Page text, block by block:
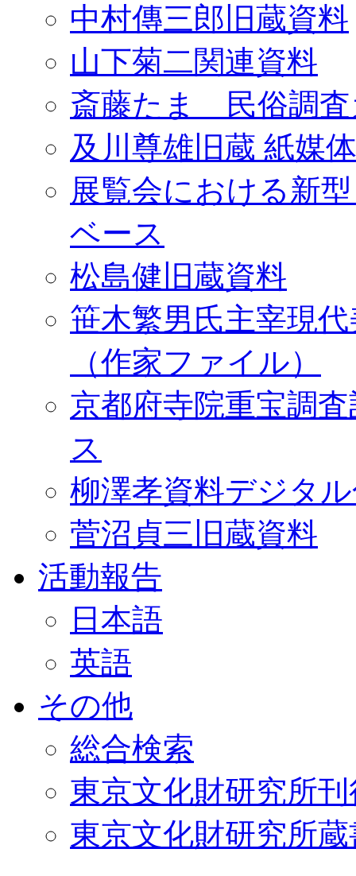
中村傳三郎旧蔵資料
山下菊二関連資料
斎藤たま 民俗調査
及川尊雄旧蔵 紙媒
展覧会における新
ベース
松島健旧蔵資料
笹木繁男氏主宰現
（作家ファイル）
京都府寺院重宝調
ス
柳澤孝資料デジタ
菅沼貞三旧蔵資料
活動報告
日本語
英語
その他
総合検索
東京文化財研究所
東京文化財研究所